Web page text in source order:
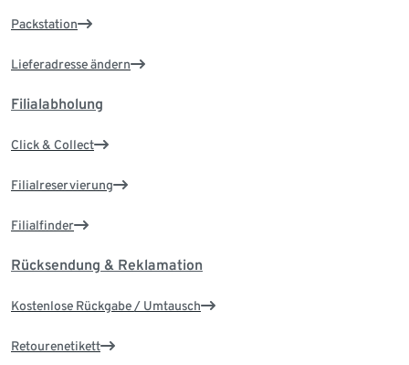
Packstation
Lieferadresse ändern
Filialabholung
Click & Collect
Filialreservierung
Filialfinder
Rücksendung & Reklamation
Kostenlose Rückgabe / Umtausch
Retourenetikett